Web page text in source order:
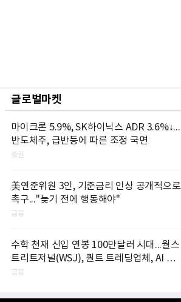
글로벌마켓
마이크론 5.9%, SK하이닉스 ADR 3.6%↓...
반도체주, 급반등에 따른 조정 국면
증권
美연준위원 3인, 기준금리 인상 공개적으로
촉구..."늦기 전에 행동해야"
금융
수학 천재 신입 연봉 100만달러 시대...월스
트리트저널(WSJ), 퀀트 트레딩업체, AI 기
업들 인재 확보 경쟁
금융